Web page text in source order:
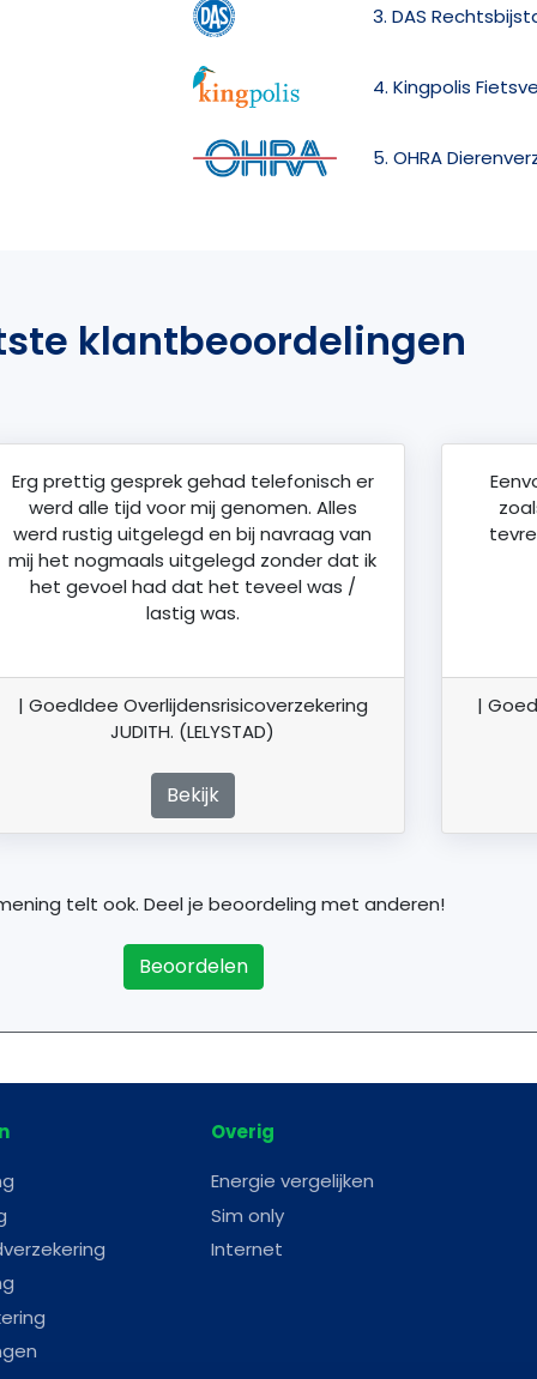
3. DAS
4. Kingpolis
5. OHRA
klantbeoordelingen
Erg prettig gesprek gehad telefonisch er
werd alle tijd voor mij genomen. Alles
werd rustig uitgelegd en bij navraag van
mij het nogmaals uitgelegd zonder dat ik
het gevoel had dat het teveel was /
lastig was.
| GoedIdee Overlijdensrisicoverzekering
JUDITH. (LELYSTAD)
Bekijk
|
telt ook. Deel je beoordeling met anderen!
Beoordelen
Overig
Energie vergelijken
Sim only
Internet